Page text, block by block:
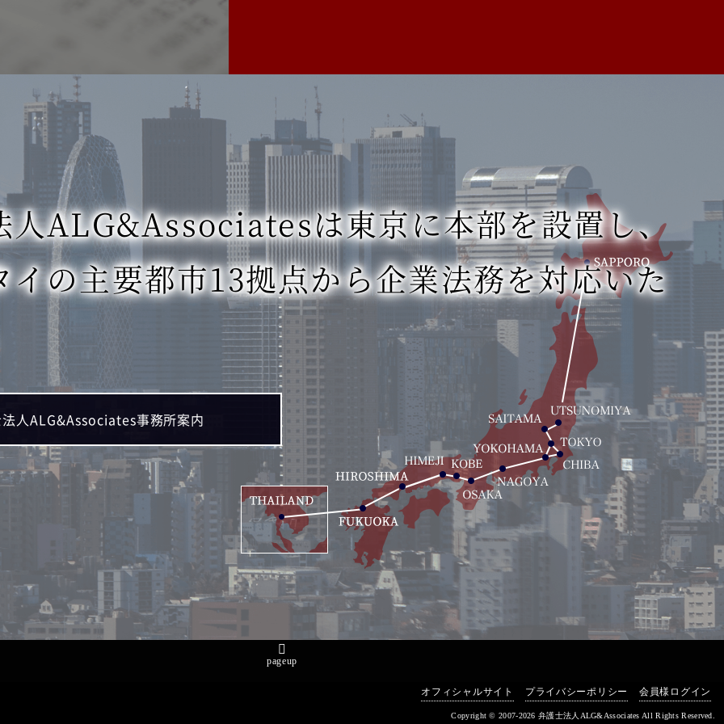
人ALG&Associatesは東京に本部を設置し、
イの主要都市13拠点から企業法務を対応いた
法人ALG&Associates事務所案内
pageup
オフィシャルサイト プライバシーポリシー 会員様ログイン
Copyright © 2007-2026 弁護士法人ALG&Associates All Rights Reserved.